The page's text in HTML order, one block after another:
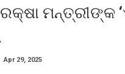
ମନ୍ତ୍ରୀଙ୍କ
Apr 29, 2025